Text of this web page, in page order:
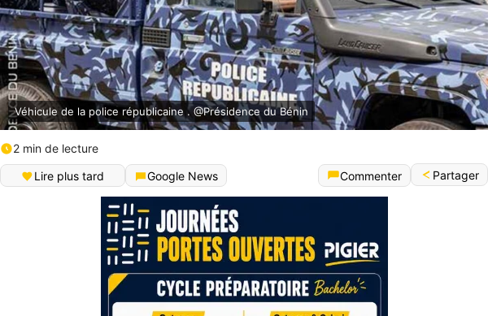
Véhicule de la police républicaine . @Présidence du Bénin
2 min de lecture
Lire plus tard
Google News Commenter Partager